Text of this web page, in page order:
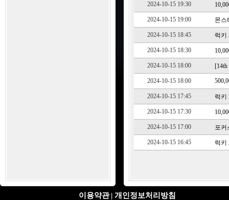
2024-10-15 19:30
2024-10-15 19:00 몬스
2024-10-15 18:45 럭키
2024-10-15 18:30
2024-10-15 18:00
2024-10-15 18:00
2024-10-15 17:45 럭키
2024-10-15 17:30
2024-10-15 17:00 포커
2024-10-15 16:45 럭키
이용약관 | 개인정보처리방침